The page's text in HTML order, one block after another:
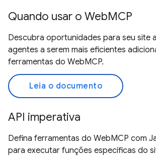
Quando usar o WebMCP
Descubra oportunidades para seu site
agentes a serem mais eficientes
ferramentas do WebMCP.
Leia o documento
API imperativa
Defina ferramentas do WebMCP com
para executar funções específicas do